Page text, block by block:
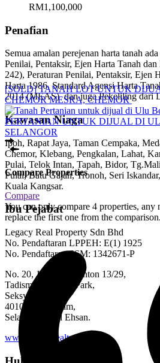
RM1,100,000
Penafian
Semua amalan perejenan harta tanah
Penilai, Pentaksir, Ejen Harta Tanah
242), Peraturan Penilai, Pentaksir, Ejen
Harta 1986, Standard Agensi Harta
2014 (MEAS) dan juga Pekeliling dari
Kawasan Niaga
Ipoh, Rapat Jaya, Taman Cempaka,
Chemor, Klebang, Pengkalan, Lahat,
Pulai, Telok Intan, Tapah, Bidor,
Pulai, Batu Gajah, Tronoh, Seri
Kuala Kangsar.
Ibu Pejabat
Legacy Real Property Sdn Bhd
No. Pendaftaran LPPEH: E(1) 1925
No. Pendaftaran SSM: 1342671-P
No. 20, Jalan Badminton 13/29,
Tadisma Business Park,
Seksyen 13,
40100 Shah Alam,
Selangor Darul Ehsan.
www.legacyrealty.my
[SOLD] TANAH LOT UNTUK
CHEMOR MESRA, CHEMOR
PERTANIAN UNTUK DIJUAL DI
SELANGOR
Compare Properties
Compare
You can only compare 4 properties,
replace the first one from the comparison.